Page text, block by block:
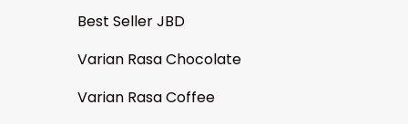
Best Seller JBD
Varian Rasa Chocolate
Varian Rasa Coffee